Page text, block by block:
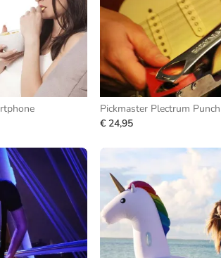
Pickmaster Plectrum Punch
€ 24,95